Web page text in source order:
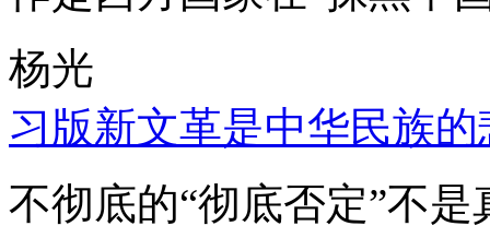
杨光
习版新文革是中华民族的
不彻底的“彻底否定”不